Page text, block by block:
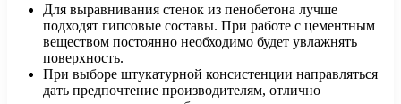
Для выравнивания стенок из пенобетона лучше
подходят гипсовые составы. При работе с цементным
веществом постоянно необходимо будет увлажнять
поверхность.
При выборе штукатурной консистенции направляться
дать предпочтение производителям, отлично